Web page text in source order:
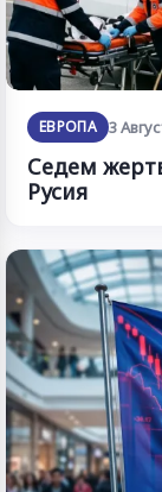
ЕВРОПА 3
Седем
Русия